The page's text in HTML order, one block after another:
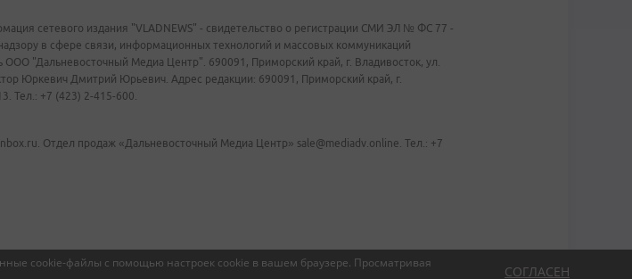
cookie-файлы с помощью настроек cookie в вашем браузере. Просматривая
СОГЛАСЕН
сетевого издания "VLADNEWS" - свидетельство о регистрации СМИ ЭЛ № ФС 77 -
в сфере связи, информационных технологий и массовых коммуникаций
ООО "Дальневосточный Медиа Центр". 690091, Приморский край, г. Владивосток, ул.
Юркевич Дмитрий Юрьевич. Адрес редакции: 690091, Приморский край, г.
Тел.: +7 (423) 2-415-600.
Отдел продаж «Дальневосточный Медиа Центр» sale@mediadv.online. Тел.: +7